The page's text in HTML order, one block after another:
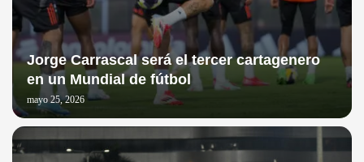
Jorge Carrascal será el tercer cartagenero
en un Mundial de fútbol
mayo 25, 2026